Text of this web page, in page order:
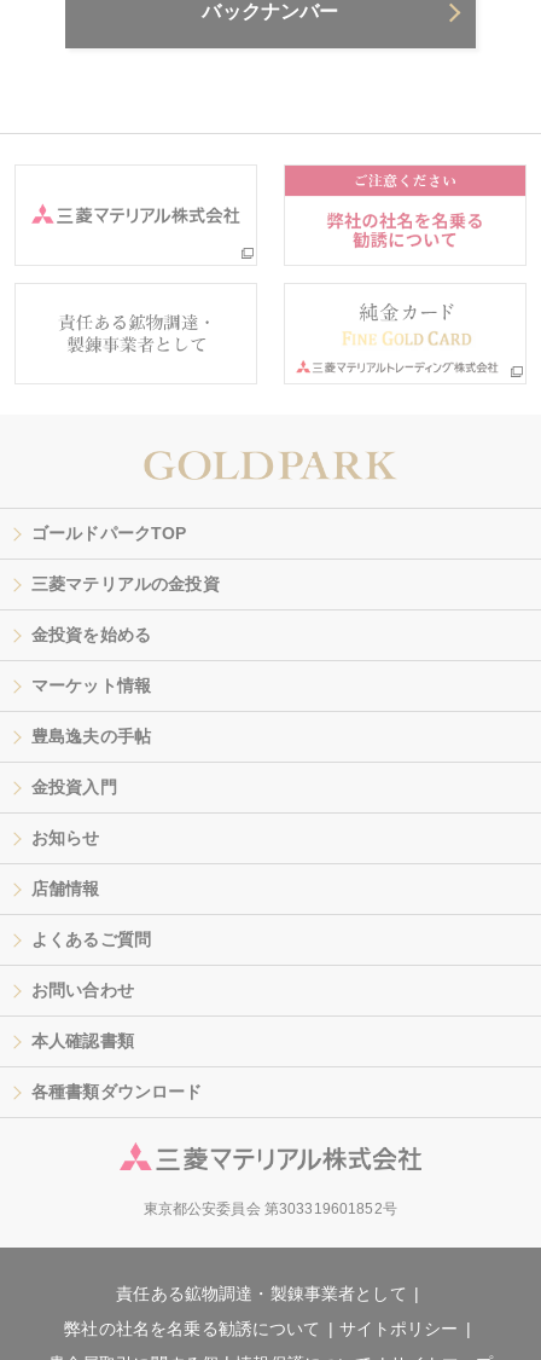
バックナンバー
ゴールドパークTOP
三菱マテリアルの金投資
金投資を始める
マーケット情報
豊島逸夫の手帖
金投資入門
お知らせ
店舗情報
よくあるご質問
お問い合わせ
本人確認書類
各種書類ダウンロード
東京都公安委員会 第303319601852号
責任ある鉱物調達・製錬事業者として
弊社の社名を名乗る勧誘について
サイトポリシー